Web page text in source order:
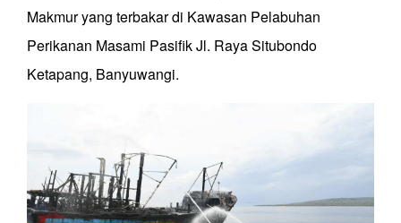
Makmur yang terbakar di Kawasan Pelabuhan
Perikanan Masami Pasifik Jl. Raya Situbondo
Ketapang, Banyuwangi.